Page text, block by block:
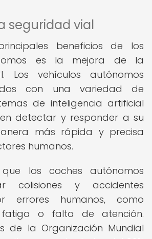
seguridad vial
beneficios de los
es la mejora de la
Los vehículos autónomos
con una variedad de
de inteligencia artificial
detectar y responder a su
más rápida y precisa
humanos.
los coches autónomos
colisiones y accidentes
errores humanos, como
fatiga o falta de atención.
de la Organización Mundial